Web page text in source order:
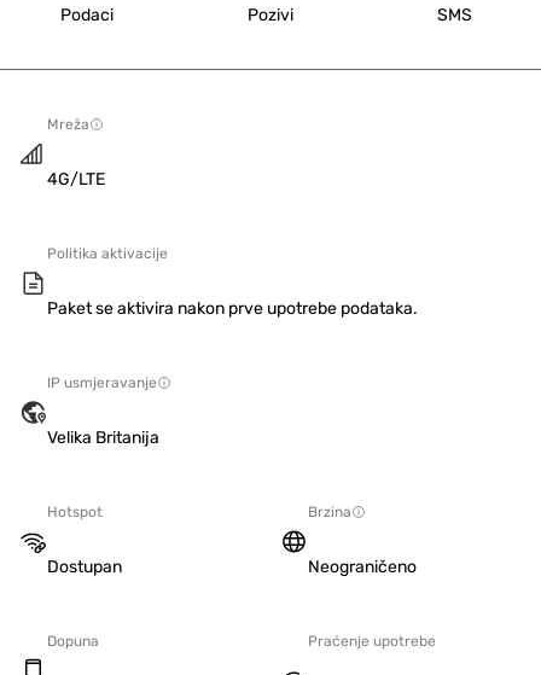
Podaci Pozivi SMS
Mreža
4G/LTE
Politika aktivacije
Paket se aktivira nakon prve upotrebe podataka.
IP usmjeravanje
Velika Britanija
Hotspot
Dostupan
Brzina
Neograničeno
Dopuna Praćenje upotrebe